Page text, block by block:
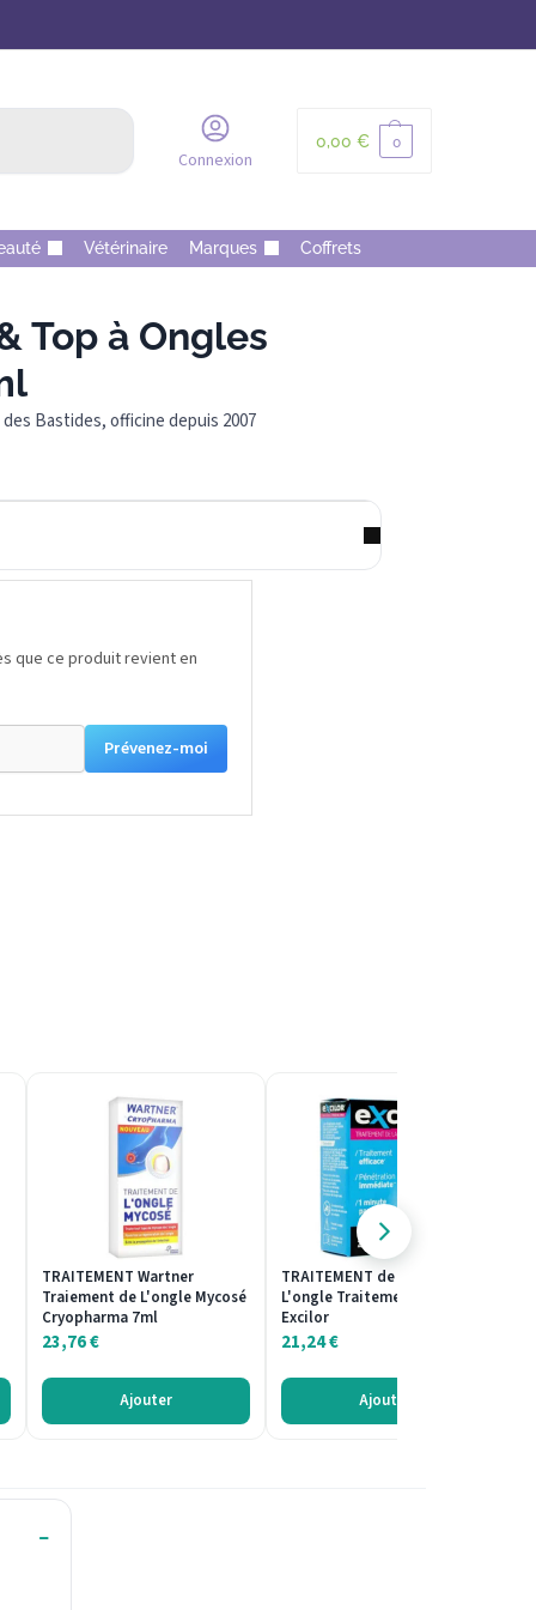
Connexion
0,00 € 0
Vétérinaire Marques Coffrets
Top à Ongles
des Bastides, officine depuis 2007
que ce produit revient en
Prévenez-moi
TRAITEMENT Wartner
Traiement de L'ongle Mycosé
Cryopharma 7ml
23,76€
Ajouter
TRAITEMENT de la Mycose de
L'ongle Traitement Efficace
Excilor
21,24€
Ajouter